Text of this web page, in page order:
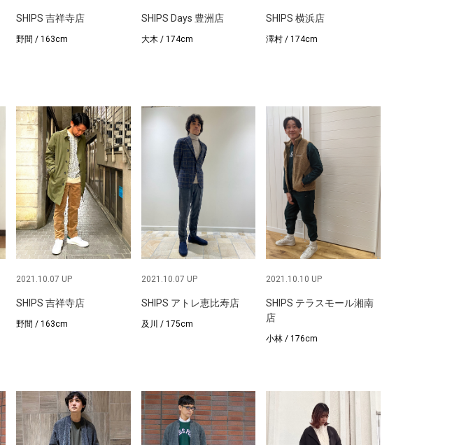
SHIPS 吉祥寺店
野間 / 163cm
SHIPS Days 豊洲店
大木 / 174cm
SHIPS 横浜店
澤村 / 174cm
2021.10.07 UP
SHIPS 吉祥寺店
野間 / 163cm
2021.10.07 UP
SHIPS アトレ恵比寿店
及川 / 175cm
2021.10.10 UP
SHIPS テラスモール湘南
店
小林 / 176cm